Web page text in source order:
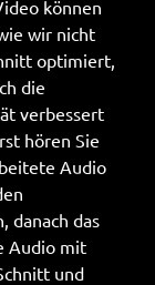
können
wir nicht
optimiert,
die
verbessert
hören Sie
Audio
danach das
Audio mit
und